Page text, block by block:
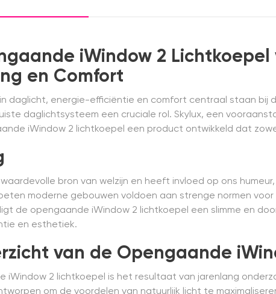
iWindow 2 Lichtkoepel
en Comfort
daglicht, energie-efficiëntie en comfort centraal staan bij
daglichtsysteem een cruciale rol. Skylux, een
iWindow 2 lichtkoepel een product ontwikkeld dat
bron van welzijn en heeft invloed op ons
moderne gebouwen voldoen aan strenge normen
de opengaande iWindow 2 lichtkoepel een slimme en
en esthetiek.
van de Opengaande
iWindow 2 lichtkoepel is het resultaat van jarenlang
om de voordelen van natuurlijk licht te